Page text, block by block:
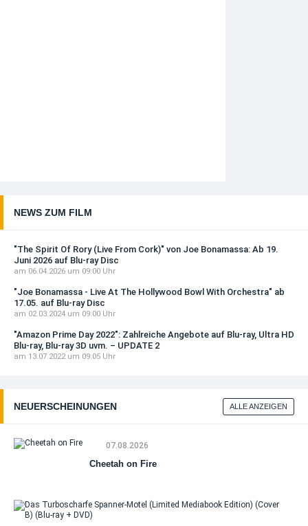
NEWS ZUM FILM
"The Spirit Of Rory (Live From Cork)" von Joe Bonamassa: Ab 19.
Juni 2026 auf Blu-ray Disc
am 06.04.2026 um 09:00 Uhr
"Joe Bonamassa - Live At The Hollywood Bowl With Orchestra" ab
17.05. auf Blu-ray Disc
am 02.03.2024 um 09:00 Uhr
"Amazon Prime Day 2022": Zahlreiche Angebote auf Blu-ray, Ultra HD
Blu-ray, Blu-ray 3D uvm. – UPDATE 2
am 13.07.2022 um 09:05 Uhr
NEUERSCHEINUNGEN ALLE ANZEIGEN
07.08.2026
Cheetah on Fire